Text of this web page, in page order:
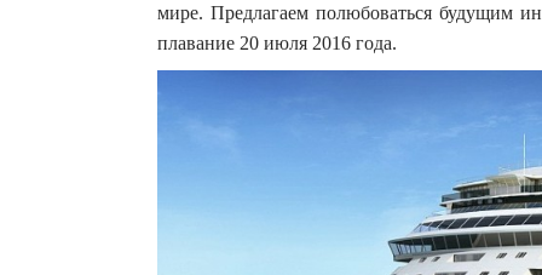
мире.Предлагаем полюбоваться будущим
плавание 20 июля 2016 года.